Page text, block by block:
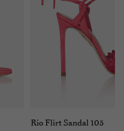
Rio Flirt Sandal 105